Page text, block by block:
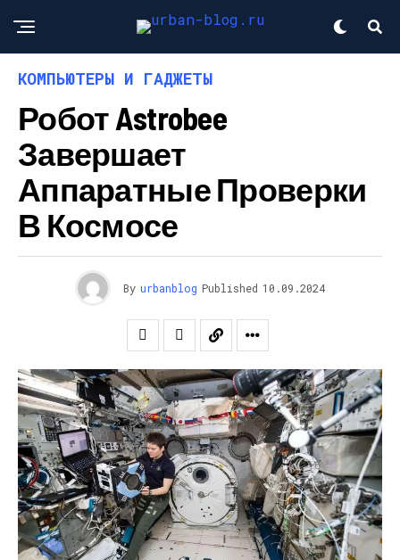
КОМПЬЮТЕРЫ И ГАДЖЕТЫ
Робот Astrobee
Завершает
Аппаратные Проверки
В Космосе
By urbanblog Published 10.09.2024